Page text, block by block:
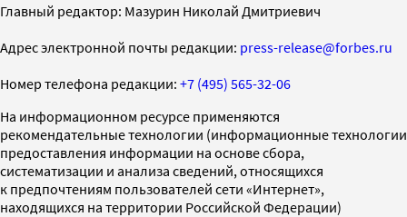
Главный редактор: Мазурин Николай Дмитриевич
Адрес электронной почты редакции: press-release@forbes.ru
Номер телефона редакции: +7 (495) 565-32-06
На информационном ресурсе применяются
рекомендательные технологии (информационные технологии
предоставления информации на основе сбора,
систематизации и анализа сведений, относящихся
к предпочтениям пользователей сети «Интернет»,
находящихся на территории Российской Федерации)